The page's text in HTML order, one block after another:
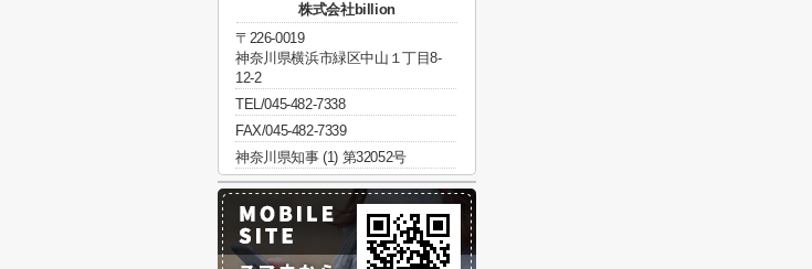
株式会社billion
〒226-0019
神奈川県横浜市緑区中山１丁目8-
12-2
TEL/045-482-7338
FAX/045-482-7339
神奈川県知事 (1) 第32052号